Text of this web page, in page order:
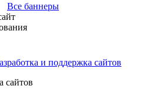
Все баннеры
и поддержка сайтов
сайтов